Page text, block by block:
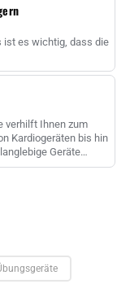
ist es wichtig, dass die
verhilft Ihnen zum
Kardiogeräten bis hin
Geräte